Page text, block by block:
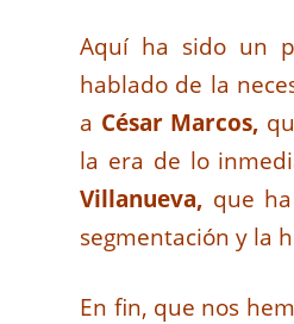
Aquí ha sido un
hablado de la
a César Marcos,
la era de lo
Villanueva, que
segmentación y la
En fin, que nos